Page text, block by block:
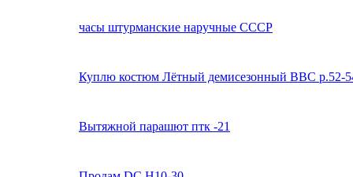
часы штурманские наручные СССР
Куплю костюм Лётный демисезонный ВВС р.52-
Вытяжной парашют птк -21